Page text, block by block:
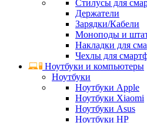
Стилусы для
Держатели
Зарядки/Кабели
Моноподы и
Накладки для
Чехлы для
Ноутбуки и компьютеры
Ноутбуки
Ноутбуки Apple
Ноутбуки Xiaomi
Ноутбуки Asus
Ноутбуки HP